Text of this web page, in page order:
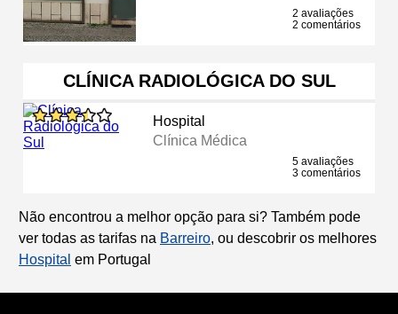
2 avaliações
2 comentários
CLÍNICA RADIOLÓGICA DO SUL
Hospital
Clínica Médica
5 avaliações
3 comentários
Não encontrou a melhor opção para si? Também pode
ver todas as tarifas na Barreiro, ou descobrir os melhores
Hospital em Portugal